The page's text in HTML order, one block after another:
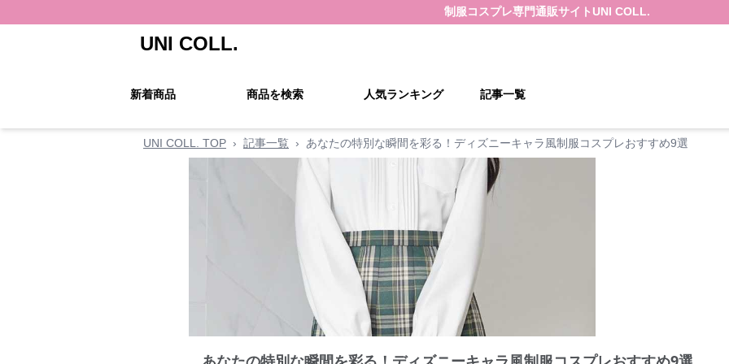
制服コスプレ専門通販サイト UNI COLL.
UNI COLL.
新着商品 商品を検索 人気ランキング 記事一覧
UNI COLL. TOP › 記事一覧 › あなたの特別な瞬間を彩る！ディズニーキャラ風制服コスプレおすすめ9選